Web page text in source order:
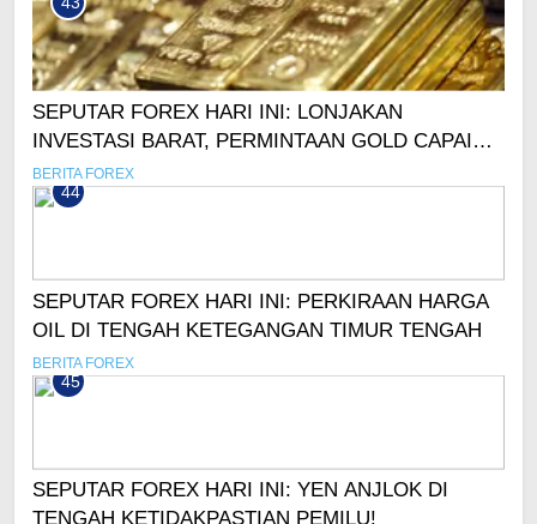
SEPUTAR FOREX HARI INI: LONJAKAN
INVESTASI BARAT, PERMINTAAN GOLD CAPAI
REKOR!
BERITA FOREX
44
SEPUTAR FOREX HARI INI: PERKIRAAN HARGA
OIL DI TENGAH KETEGANGAN TIMUR TENGAH
BERITA FOREX
45
SEPUTAR FOREX HARI INI: YEN ANJLOK DI
TENGAH KETIDAKPASTIAN PEMILU!